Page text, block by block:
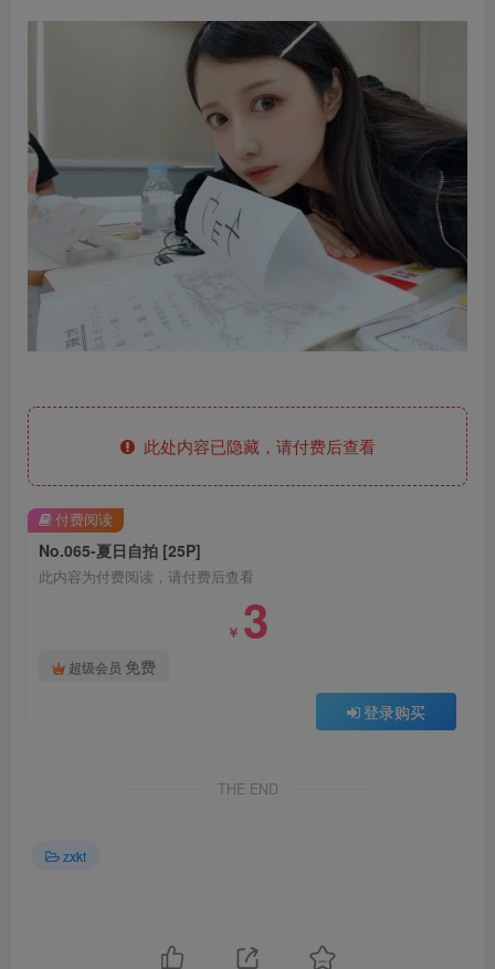
此处内容已隐藏，请付费后查看
No.065-夏日自拍 [25P]
此内容为付费阅读，请付费后查看
￥ 3
超级会员 免费
登录购买
付费阅读
THE END
zxkt